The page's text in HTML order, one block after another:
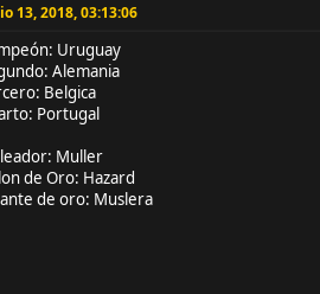
13, 2018, 03:13:06
Uruguay
Alemania
Belgica
Portugal
Muller
de Oro: Hazard
de oro: Muslera